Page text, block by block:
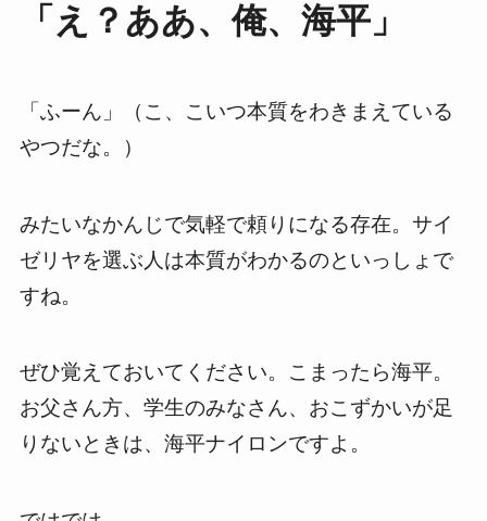
「え？ああ、俺、海平」
「ふーん」（こ、こいつ本質をわきまえている
やつだな。）
みたいなかんじで気軽で頼りになる存在。サイ
ゼリヤを選ぶ人は本質がわかるのといっしょで
すね。
ぜひ覚えておいてください。こまったら海平。
お父さん方、学生のみなさん、おこずかいが足
りないときは、海平ナイロンですよ。